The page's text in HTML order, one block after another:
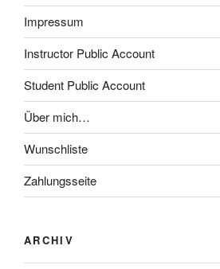
Impressum
Instructor Public Account
Student Public Account
Über mich…
Wunschliste
Zahlungsseite
ARCHIV